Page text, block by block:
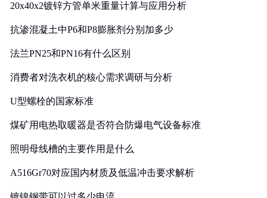
20x40x2镀锌方管单米重量计算与应用分析
抗渗混凝土中P6和P8膨胀剂分别加多少
法兰PN25和PN16有什么区别
消费者对洗衣机的核心需求调研与分析
U型螺栓的国家标准
煤矿用电热取暖器是否符合防爆电气设备标准
照明母线槽的主要作用是什么
A516Gr70对应国内材质及低温冲击要求解析